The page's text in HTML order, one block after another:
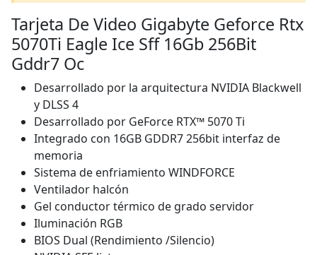
Tarjeta De Video Gigabyte Geforce Rtx
5070Ti Eagle Ice Sff 16Gb 256Bit
Gddr7 Oc
Desarrollado por la arquitectura NVIDIA Blackwell
y DLSS 4
Desarrollado por GeForce RTX™ 5070 Ti
Integrado con 16GB GDDR7 256bit interfaz de
memoria
Sistema de enfriamiento WINDFORCE
Ventilador halcón
Gel conductor térmico de grado servidor
Iluminación RGB
BIOS Dual (Rendimiento /Silencio)